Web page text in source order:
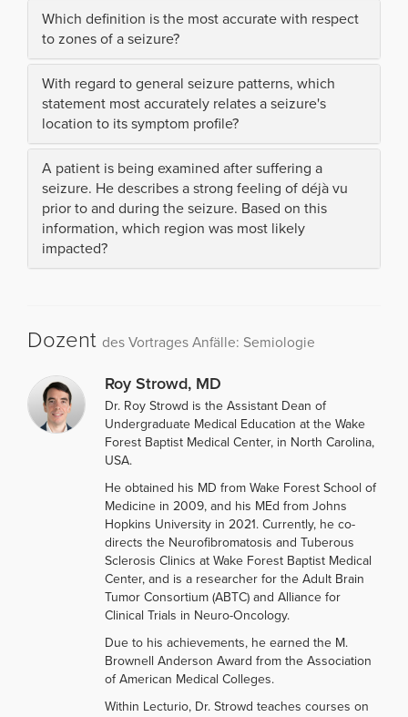
Which definition is the most accurate with respect
to zones of a seizure?
With regard to general seizure patterns, which
statement most accurately relates a seizure's
location to its symptom profile?
A patient is being examined after suffering a
seizure. He describes a strong feeling of déjà vu
prior to and during the seizure. Based on this
information, which region was most likely
impacted?
Dozent des Vortrages Anfälle: Semiologie
Roy Strowd, MD
Dr. Roy Strowd is the Assistant Dean of
Undergraduate Medical Education at the Wake
Forest Baptist Medical Center, in North Carolina,
USA.
He obtained his MD from Wake Forest School of
Medicine in 2009, and his MEd from Johns
Hopkins University in 2021. Currently, he co-
directs the Neurofibromatosis and Tuberous
Sclerosis Clinics at Wake Forest Baptist Medical
Center, and is a researcher for the Adult Brain
Tumor Consortium (ABTC) and Alliance for
Clinical Trials in Neuro-Oncology.
Due to his achievements, he earned the M.
Brownell Anderson Award from the Association
of American Medical Colleges.
Within Lecturio, Dr. Strowd teaches courses on